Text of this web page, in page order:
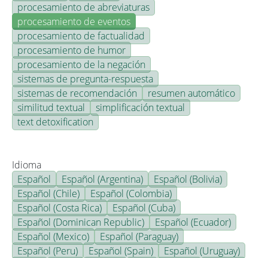
procesamiento de abreviaturas
procesamiento de eventos
procesamiento de factualidad
procesamiento de humor
procesamiento de la negación
sistemas de pregunta-respuesta
sistemas de recomendación
resumen automático
similitud textual
simplificación textual
text detoxification
Idioma
Español
Español (Argentina)
Español (Bolivia)
Español (Chile)
Español (Colombia)
Español (Costa Rica)
Español (Cuba)
Español (Dominican Republic)
Español (Ecuador)
Español (Mexico)
Español (Paraguay)
Español (Peru)
Español (Spain)
Español (Uruguay)